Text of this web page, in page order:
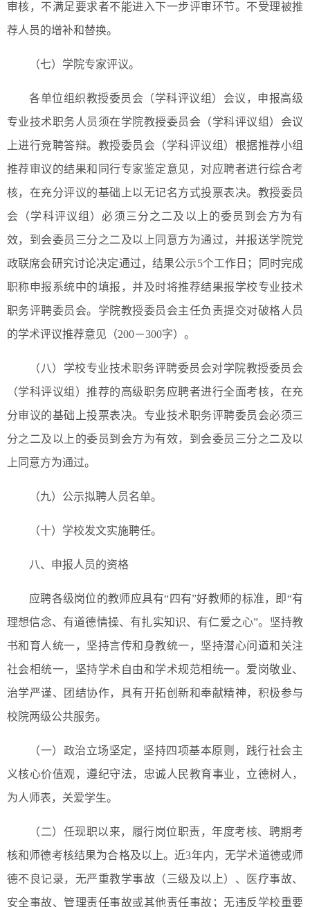
审核，不满足要求者不能进入下一步评审环节。不受理被推
荐人员的增补和替换。
（七）学院专家评议。
各单位组织教授委员会（学科评议组）会议，申报高级
专业技术职务人员须在学院教授委员会（学科评议组）会议
上进行竞聘答辩。教授委员会（学科评议组）根据推荐小组
推荐审议的结果和同行专家鉴定意见，对应聘者进行综合考
核，在充分评议的基础上以无记名方式投票表决。教授委员
会（学科评议组）必须三分之二及以上的委员到会方为有
效，到会委员三分之二及以上同意方为通过，并报送学院党
政联席会研究讨论决定通过，结果公示5个工作日；同时完成
职称申报系统中的填报，并及时将推荐结果报学校专业技术
职务评聘委员会。学院教授委员会主任负责提交对破格人员
的学术评议推荐意见（200－300字）。
（八）学校专业技术职务评聘委员会对学院教授委员会
（学科评议组）推荐的高级职务应聘者进行全面考核，在充
分审议的基础上投票表决。专业技术职务评聘委员会必须三
分之二及以上的委员到会方为有效，到会委员三分之二及以
上同意方为通过。
（九）公示拟聘人员名单。
（十）学校发文实施聘任。
八、申报人员的资格
应聘各级岗位的教师应具有“四有”好教师的标准，即“有
理想信念、有道德情操、有扎实知识、有仁爱之心”。坚持教
书和育人统一，坚持言传和身教统一，坚持潜心问道和关注
社会相统一，坚持学术自由和学术规范相统一。爱岗敬业、
治学严谨、团结协作，具有开拓创新和奉献精神，积极参与
校院两级公共服务。
（一）政治立场坚定，坚持四项基本原则，践行社会主
义核心价值观，遵纪守法，忠诚人民教育事业，立德树人，
为人师表，关爱学生。
（二）任现职以来，履行岗位职责，年度考核、聘期考
核和师德考核结果为合格及以上。近3年内，无学术道德或师
德不良记录，无严重教学事故（三级及以上）、医疗事故、
安全事故、管理责任事故或其他责任事故；无违反学校重要